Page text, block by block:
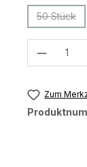
50 Stück
Zum